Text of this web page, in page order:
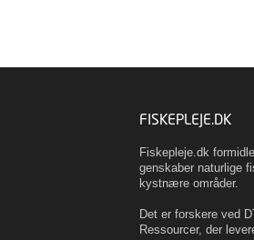
FISKEPLEJE.DK
Fiskepleje.dk
genskaber naturlige
kystnære områder.
Det er forskere ved
Ressourcer, der